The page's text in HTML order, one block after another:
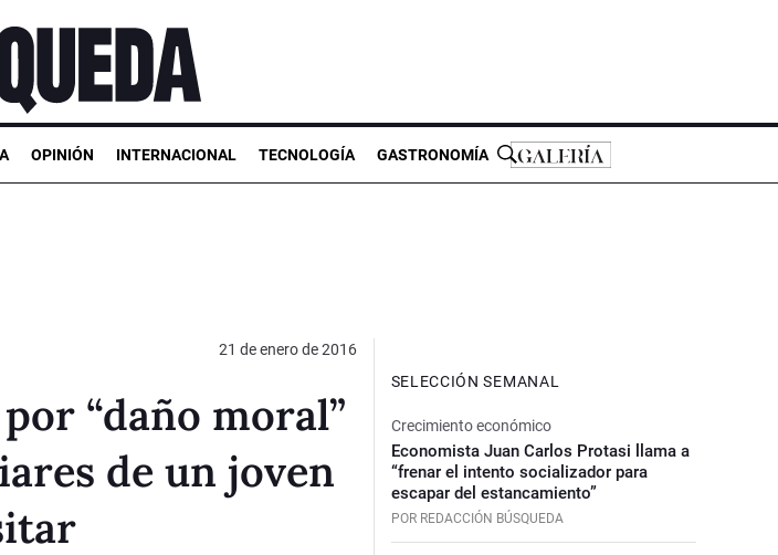
OPINIÓN INTERNACIONAL TECNOLOGÍA GASTRONOMÍA
21 de enero de 2016
“daño moral”
de un joven
SELECCIÓN SEMANAL
Crecimiento económico
Economista Juan Carlos Protasi llama a
“frenar el intento socializador para
escapar del estancamiento”
POR REDACCIÓN BÚSQUEDA